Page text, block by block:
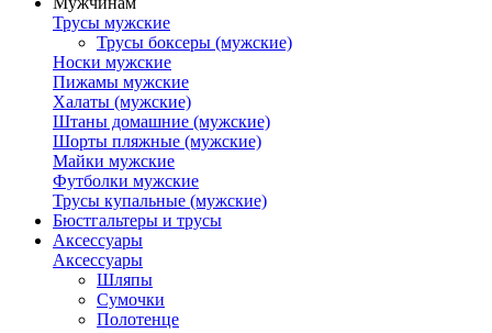
Трусы мужские
Трусы боксеры (мужские)
Носки мужские
Пижамы мужские
Халаты (мужские)
Штаны домашние (мужские)
Шорты пляжные (мужские)
Майки мужские
Футболки мужские
Трусы купальные (мужские)
Бюстгальтеры и трусы
Аксессуары
Аксессуары
Шляпы
Сумочки
Полотенце